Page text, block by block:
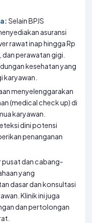
Selain BPJS
asuransi
rawat inap hingga Rp
perawatan gigi.
kesehatan yang
karyawan.
menyelenggarakan
(medical check up) di
karyawan.
dini potensi
penanganan
pusat dan cabang-
yang
dasar dan konsultasi
Klinik ini juga
dan pertolongan